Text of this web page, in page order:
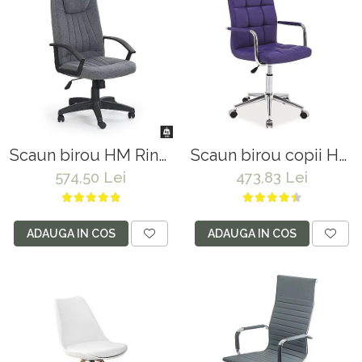
Scaun birou HM Rino,
Ergonomic, Stofa,
Inaltime reglabila,
100 kg, 122x61x40 cm,
Gri
574,50 Lei
ADAUGA IN COS
Scaun birou copii HM
Gonzo 2, Ergonomic,
Piele ecologica,
Mecanism balansare,
90 Kg, Mov
473,83 Lei
ADAUGA IN COS